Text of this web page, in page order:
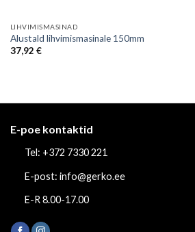
LIHVIMISMASINAD
Alustald lihvimismasinale 150mm
37,92 €
E-poe kontaktid
Tel: +372 7330 221
E-post: info@gerko.ee
E-R 8.00-17.00